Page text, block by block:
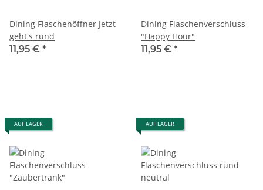
Dining Flaschenöffner Jetzt
geht's rund
11,95 € *
Dining Flaschenverschluss
"Happy Hour"
11,95 € *
AUF LAGER AUF LAGER